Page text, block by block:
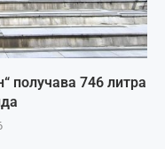
получава 746 литра